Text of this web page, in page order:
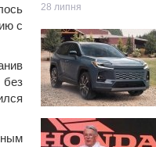
с
без
28 липня